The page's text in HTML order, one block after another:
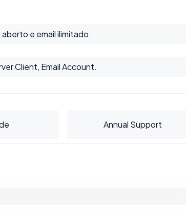
e email ilimitado.
Client, Email Account.
Annual Support